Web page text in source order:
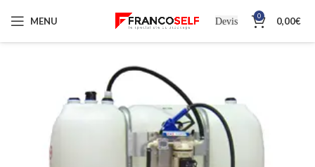
MENU Devis 0 0,00€